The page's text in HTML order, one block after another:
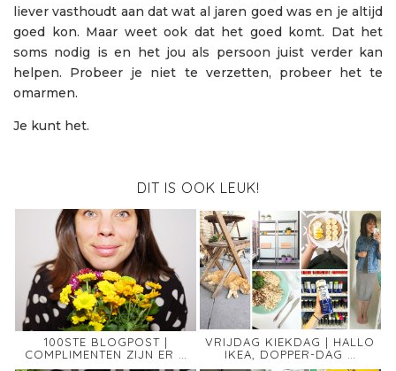
liever vasthoudt aan dat wat al jaren goed was en je altijd
goed kon. Maar weet ook dat het goed komt. Dat het
soms nodig is en het jou als persoon juist verder kan
helpen. Probeer je niet te verzetten, probeer het te
omarmen.
Je kunt het.
DIT IS OOK LEUK!
100STE BLOGPOST |
COMPLIMENTEN ZIJN ER …
VRIJDAG KIEKDAG | HALLO
IKEA, DOPPER-DAG …